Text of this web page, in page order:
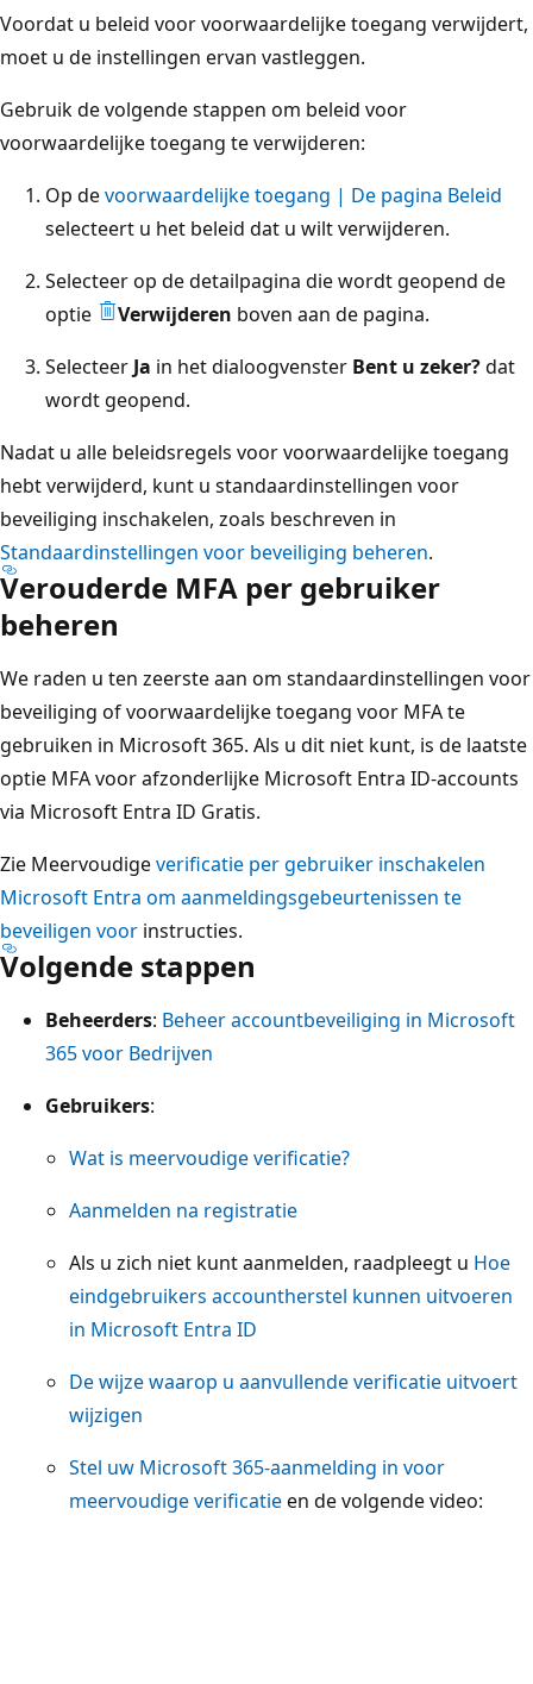
Voordat u beleid voor voorwaardelijke toegang verwijdert,
moet u de instellingen ervan vastleggen.
Gebruik de volgende stappen om beleid voor
voorwaardelijke toegang te verwijderen:
Op devoorwaardelijke toegang | De pagina Beleid
selecteert u het beleid dat u wilt verwijderen.
Selecteer op de detailpagina die wordt geopend de
optie
Verwijderen boven aan de pagina.
Selecteer Ja in het dialoogvenster Bent u zeker?dat
wordt geopend.
Nadat u alle beleidsregels voor voorwaardelijke toegang
hebt verwijderd, kunt u standaardinstellingen voor
beveiliging inschakelen, zoals beschreven in
Standaardinstellingen voor beveiliging beheren.
Verouderde MFA per gebruiker
beheren
We raden u ten zeerste aan om standaardinstellingen voor
beveiliging of voorwaardelijke toegang voor MFA te
gebruiken in Microsoft 365. Als u dit niet kunt, is de laatste
optie MFA voor afzonderlijke Microsoft Entra ID-accounts
via Microsoft Entra ID Gratis.
Zie Meervoudigeverificatie per gebruiker inschakelen
Microsoft Entra om aanmeldingsgebeurtenissen te
beveiligen voor instructies.
Volgende stappen
Beheerders: Beheer accountbeveiliging in Microsoft
365 voor Bedrijven
Gebruikers:
Wat is meervoudige verificatie?
Aanmelden na registratie
Als u zich niet kunt aanmelden, raadpleegt u Hoe
eindgebruikers accountherstel kunnen uitvoeren
in Microsoft Entra ID
De wijze waarop u aanvullende verificatie uitvoert
wijzigen
Stel uw Microsoft 365-aanmelding in voor
meervoudige verificatieen de volgende video: